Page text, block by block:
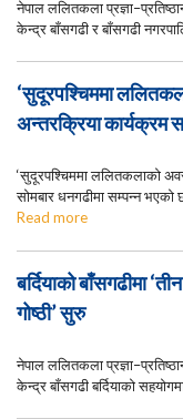
नेपाल ललितकला
केन्द्र बाँसगढी र बाँसगढी
‘सुदूरपश्चिममा
अन्तरक्रिया कार्यक्रम
‘सुदूरपश्चिममा ललितकलाको
सोमबार धनगढीमा सम्पन्न
Read more
बर्दियाको बाँसगढीमा
गोष्ठी’ सुरु
नेपाल ललितकला
केन्द्र बाँसगढी बर्दियाको